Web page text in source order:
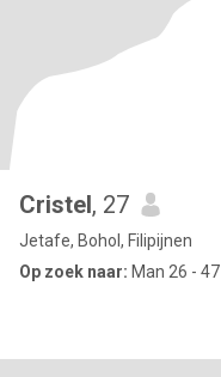
Cristel, 27
Jetafe, Bohol, Filipijnen
Op zoek naar: Man 26 - 47